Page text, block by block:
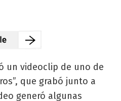
un videoclip de uno de
que grabó junto a
generó algunas